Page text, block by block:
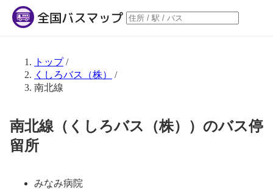
トップ/
くしろバス（株）
/
南北線
南北線（くしろバス（株））のバス停
留所
みなみ病院